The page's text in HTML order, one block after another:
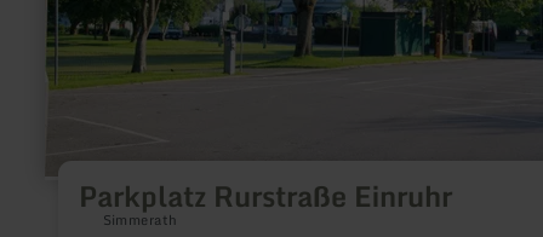
Parkplatz Rurstraße Einruhr
Simmerath